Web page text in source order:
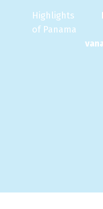
Highlights
of Panama